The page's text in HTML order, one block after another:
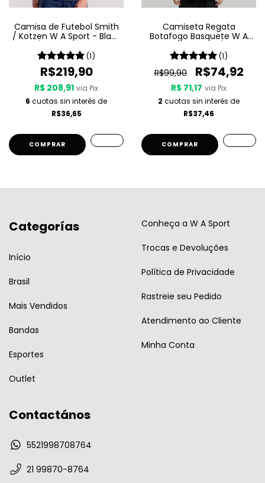
Camisa de Futebol Smith
/ Kotzen W A Sport - Black
(1)
R$219,90
R$ 208,91 via Pix
6 cuotas sin interés de
R$36,65
COMPRAR
Camiseta Regata
Botafogo Basquete W A
Listrada (1)
R$99,90 R$74,92
R$ 71,17 via Pix
2 cuotas sin interés de
R$37,46
COMPRAR
Categorías
Início
Brasil
Mais Vendidos
Bandas
Esportes
Outlet
Conheça a W A Sport
Trocas e Devoluções
Política de Privacidade
Rastreie seu Pedido
Atendimento ao Cliente
Minha Conta
Contactános
5521998708764
21 99870-8764